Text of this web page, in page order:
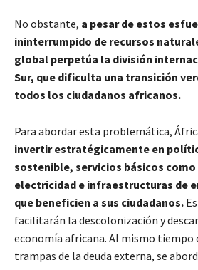
No obstante, a pesar de estos
ininterrumpido de recursos
global perpetúa la división
Sur, que dificulta una transición
todos los ciudadanos africanos.
Para abordar esta problemática,
invertir estratégicamente en
sostenible, servicios básicos como
electricidad e infraestructuras de
que beneficien a sus ciudadanos.
facilitarán la descolonización y
economía africana. Al mismo tiempo
trampas de la deuda externa, se